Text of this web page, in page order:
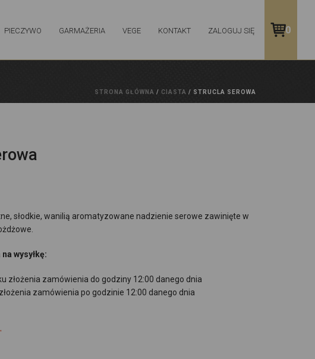
PIECZYWO GARMAŻERIA VEGE KONTAKT ZALOGUJ SIĘ 0
STRONA GŁÓWNA / CIASTA / STRUCLA SEROWA
słodkie, wanilią aromatyzowane nadzienie serowe zawinięte w
wysyłkę:
złożenia zamówienia do godziny 12:00 danego dnia
zamówienia po godzinie 12:00 danego dnia